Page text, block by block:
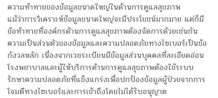
ความท้าทายของข้อมูลขนาดใหญ่ในด้านการดูแลสุขภาพ
แม้ว่าการวิเคราะห์ข้อมูลขนาดใหญ่จะมีประโยชน์มากมาย แต่ก็มี
ข้อท้าทายที่องค์กรด้านการดูแลสุขภาพต้องจัดการด้วยเช่นกัน
ความเป็นส่วนตัวของข้อมูลและความปลอดภัยทางไซเบอร์เป็นข้อ
กังวลหลัก เนื่องจากเวชระเบียนมีข้อมูลส่วนบุคคลที่ละเอียดอ่อน
โรงพยาบาลและผู้ให้บริการด้านการดูแลสุขภาพต้องใช้ระบบ
รักษาความปลอดภัยที่แข็งแกร่งเพื่อปกป้องข้อมูลผู้ป่วยจากการ
โจมตีทางไซเบอร์และการเข้าถึงโดยไม่ได้รับอนุญาต